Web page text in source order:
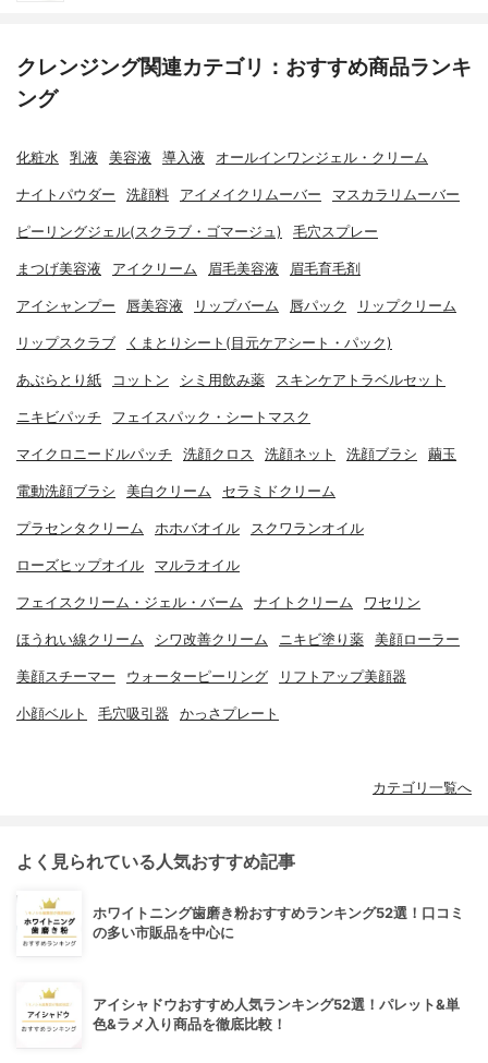
クレンジング関連カテゴリ：おすすめ商品ランキ
ング
化粧水 乳液 美容液 導入液 オールインワンジェル・クリーム
ナイトパウダー 洗顔料 アイメイクリムーバー マスカラリムーバー
ピーリングジェル(スクラブ・ゴマージュ) 毛穴スプレー
まつげ美容液 アイクリーム 眉毛美容液 眉毛育毛剤
アイシャンプー 唇美容液 リップバーム 唇パック リップクリーム
リップスクラブ くまとりシート(目元ケアシート・パック)
あぶらとり紙 コットン シミ用飲み薬 スキンケアトラベルセット
ニキビパッチ フェイスパック・シートマスク
マイクロニードルパッチ 洗顔クロス 洗顔ネット 洗顔ブラシ 繭玉
電動洗顔ブラシ 美白クリーム セラミドクリーム
プラセンタクリーム ホホバオイル スクワランオイル
ローズヒップオイル マルラオイル
フェイスクリーム・ジェル・バーム ナイトクリーム ワセリン
ほうれい線クリーム シワ改善クリーム ニキビ塗り薬 美顔ローラー
美顔スチーマー ウォーターピーリング リフトアップ美顔器
小顔ベルト 毛穴吸引器 かっさプレート
カテゴリ一覧へ
よく見られている人気おすすめ記事
ホワイトニング歯磨き粉おすすめランキング52選！口コミ
の多い市販品を中心に
アイシャドウおすすめ人気ランキング52選！パレット&単
色&ラメ入り商品を徹底比較！